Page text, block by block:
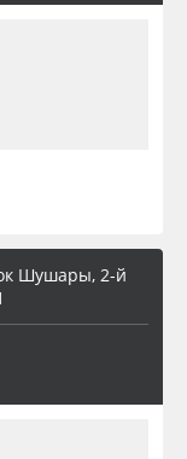
Шушары, 2-й